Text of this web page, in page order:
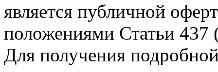
является публичной
положениями Статьи 437
Для получения